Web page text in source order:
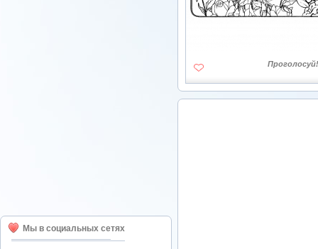
Мы в социальных сетях
Проголосуй!